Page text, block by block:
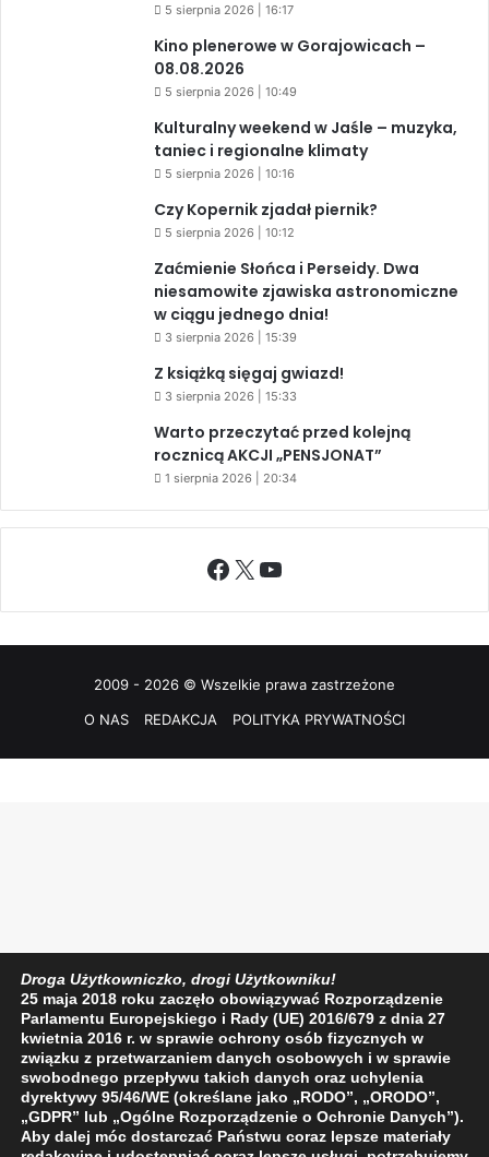
5 sierpnia 2026 | 16:17
Kino plenerowe w Gorajowicach –
08.08.2026
5 sierpnia 2026 | 10:49
Kulturalny weekend w Jaśle – muzyka,
taniec i regionalne klimaty
5 sierpnia 2026 | 10:16
Czy Kopernik zjadał piernik?
5 sierpnia 2026 | 10:12
Zaćmienie Słońca i Perseidy. Dwa
niesamowite zjawiska astronomiczne
w ciągu jednego dnia!
3 sierpnia 2026 | 15:39
Z książką sięgaj gwiazd!
3 sierpnia 2026 | 15:33
Warto przeczytać przed kolejną
rocznicą AKCJI „PENSJONAT”
1 sierpnia 2026 | 20:34
Facebook
X YouTube
2009 - 2026 © Wszelkie prawa zastrzeżone
O NAS
REDAKCJA POLITYKA PRYWATNOŚCI
Droga Użytkowniczko, drogi Użytkowniku!
25 maja 2018 roku zaczęło obowiązywać Rozporządzenie
Parlamentu Europejskiego i Rady (UE) 2016/679 z dnia 27
kwietnia 2016 r. w sprawie ochrony osób fizycznych w
związku z przetwarzaniem danych osobowych i w sprawie
swobodnego przepływu takich danych oraz uchylenia
dyrektywy 95/46/WE (określane jako „RODO”, „ORODO”,
„GDPR” lub „Ogólne Rozporządzenie o Ochronie Danych”).
Aby dalej móc dostarczać Państwu coraz lepsze materiały